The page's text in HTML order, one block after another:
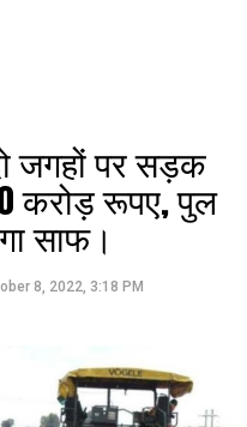
जगहों पर सड़क
करोड़ रूपए, पुल
साफ।
8, 2022, 3:18 PM